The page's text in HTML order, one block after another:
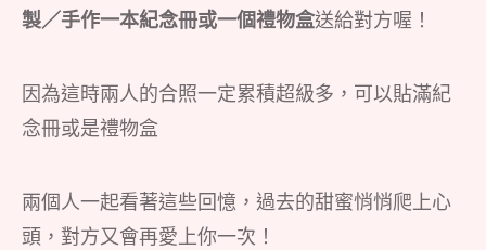
製／手作一本紀念冊或一個禮物盒送給對方喔！
因為這時兩人的合照一定累積超級多，可以貼滿紀
念冊或是禮物盒
兩個人一起看著這些回憶，過去的甜蜜悄悄爬上心
頭，對方又會再愛上你一次！